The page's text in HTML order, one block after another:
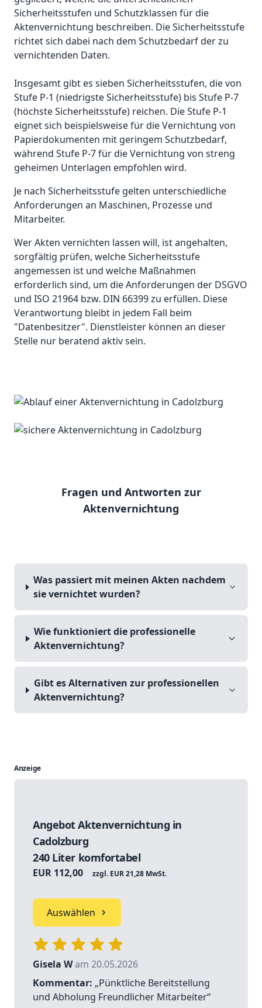
Sicherheitsstufen und Schutzklassen für die
Aktenvernichtung beschreiben. Die Sicherheitsstufe
richtet sich dabei nach dem Schutzbedarf der zu
vernichtenden Daten.
Insgesamt gibt es sieben Sicherheitsstufen, die von
Stufe P-1 (niedrigste Sicherheitsstufe) bis Stufe P-7
(höchste Sicherheitsstufe) reichen. Die Stufe P-1
eignet sich beispielsweise für die Vernichtung von
Papierdokumenten mit geringem Schutzbedarf,
während Stufe P-7 für die Vernichtung von streng
geheimen Unterlagen empfohlen wird.
Je nach Sicherheitsstufe gelten unterschiedliche
Anforderungen an Maschinen, Prozesse und
Mitarbeiter.
Wer Akten vernichten lassen will, ist angehalten,
sorgfältig prüfen, welche Sicherheitsstufe
angemessen ist und welche Maßnahmen
erforderlich sind, um die Anforderungen der DSGVO
und ISO 21964 bzw. DIN 66399 zu erfüllen. Diese
Verantwortung bleibt in jedem Fall beim
"Datenbesitzer". Dienstleister können an dieser
Stelle nur beratend aktiv sein.
Fragen und Antworten zur
Aktenvernichtung
Was passiert mit meinen Akten nachdem
sie vernichtet wurden?
Wie funktioniert die professionelle
Aktenvernichtung?
Gibt es Alternativen zur professionellen
Aktenvernichtung?
Anzeige
Angebot Aktenvernichtung in
Cadolzburg
240 Liter komfortabel
EUR 112,00 zzgl. EUR 21,28 MwSt.
Auswählen
Gisela Wam 20.05.2026
Kommentar: „Pünktliche Bereitstellung
und Abholung Freundlicher Mitarbeiter“